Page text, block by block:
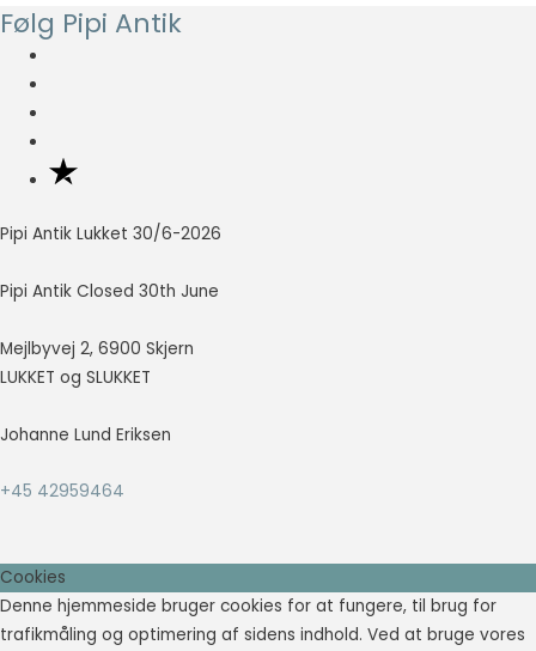
var:
Følg Pipi Antik
Pipi Antik Lukket 30/6-2026
Pipi Antik Closed 30th June
Mejlbyvej 2, 6900 Skjern
LUKKET og SLUKKET
Johanne Lund Eriksen
+45 42959464
Cookies
Denne hjemmeside bruger cookies for at fungere, til brug for
trafikmåling og optimering af sidens indhold. Ved at bruge vores